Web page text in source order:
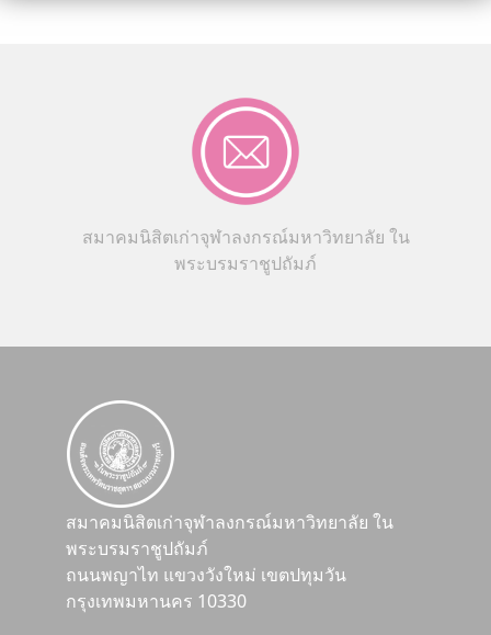
สมาคมนิสิตเก่าจุฬาลงกรณ์มหาวิทยาลัย ใน
พระบรมราชูปถัมภ์
สมาคมนิสิตเก่าจุฬาลงกรณ์มหาวิทยาลัย ใน
พระบรมราชูปถัมภ์
ถนนพญาไท แขวงวังใหม่ เขตปทุมวัน
กรุงเทพมหานคร 10330